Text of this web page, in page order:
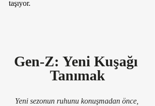
taşıyor.
Gen-Z: Yeni Kuşağı
Tanımak
Yeni sezonun ruhunu konuşmadan önce,